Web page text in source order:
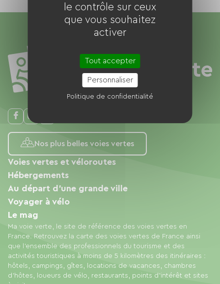
Nos plus belles voies vertes
Ma voie verte, le site de référence des voies vertes en
France. Retrouvez la carte des voies vertes de France ainsi
que l'ensemble des professionnels du tourisme et des
activités touristiques à moins de 5 kilomètres des itinéraires :
hôtels, campings, gîtes, locations de vacances, chambres
d'hôtes, loueurs de vélo, restaurants, points d'intérêt et sites
Voies vertes et véloroutes
Hébergements
Au départ d'une grande ville
Voyager à vélo
Le mag
le contrôle sur ceux
que vous souhaitez
activer
Tout accepter
Personnaliser
Politique de confidentialité